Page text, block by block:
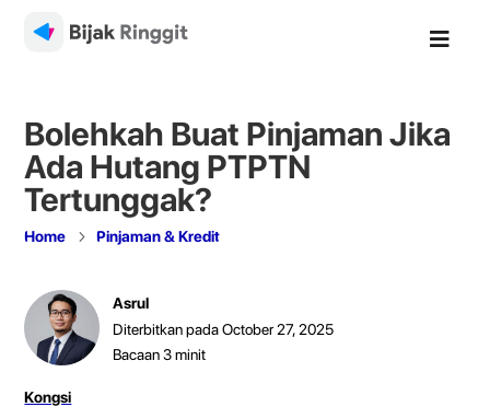

Bolehkah Buat Pinjaman Jika
Ada Hutang PTPTN
Tertunggak?
Home 5 Pinjaman & Kredit
Asrul
Diterbitkan pada October 27, 2025
Bacaan3minit
Kongsi